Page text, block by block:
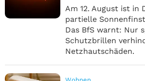
Am 12. August ist in
partielle
Das BfS warnt: Nur
Schutzbrillen
Netzhautschäden.